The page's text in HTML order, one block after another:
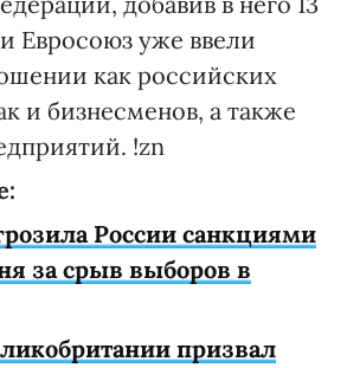
Евросоюз уже ввели
как российских
и бизнесменов, а также
!zn
России санкциями
за срыв выборов в
призвал